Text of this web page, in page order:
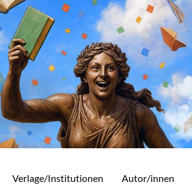
Verlage/Institutionen Autor/innen